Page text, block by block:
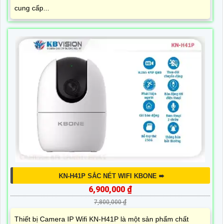
cung cấp...
KN-H41P SẮC NÉT WIFI KBONE ➠
6,900,000 ₫
7,800,000 ₫
Thiết bị Camera IP Wifi KN-H41P là một sản phẩm chất